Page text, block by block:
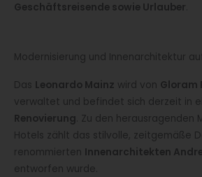
Geschäftsreisende sowie Urlauber
Modernisierung und Innenarchitektur
Das Leonardo Mainz wird von Gloram
verwaltet und befindet sich derzeit in
Renovierung . Zu den herausragenden
Hotels zählt das stilvolle, zeitgemäße
renommierten Innenarchitekten
entworfen wurde.